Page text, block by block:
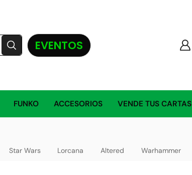
EVENTOS
FUNKO ACCESORIOS VENDE TUS CARTAS
Star Wars Lorcana Altered Warhammer